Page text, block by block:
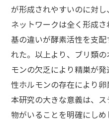
が形成されやすいのに対
ネットワークは全く形成
基の違いが酵素活性を支
れた。以上より、ブリ類
モンの欠乏により精巣が
性ホルモンの存在により卵
本研究の大きな意義は、
物がいることを明確にしめ